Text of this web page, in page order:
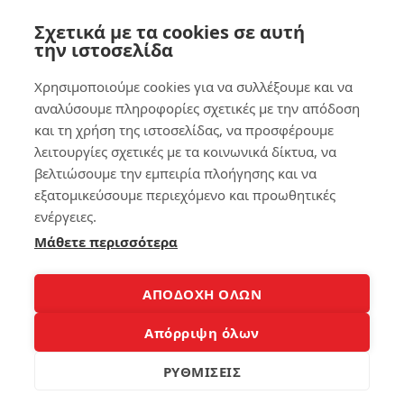
on
ς
162
3
Copyright 2008-2026 © Laptopblog.gr Όλα τα δικαιώματα
κατοχυρωμένα. Όλα τα εμπορικά σήματα και λογότυπα και
σήματα αυτά αποτελούν ιδιοκτησία των νόμιμων κατόχων
τους.Για οποιαδήποτε αντιγραφή, διανομή, αποθήκευση,
επικοινωνία, δημοσίευση και αναπαραγωγή ή μεταβίβαση των
Σχετικά με τα cookies σε αυτή
την ιστοσελίδα
Χρησιμοποιούμε cookies για να συλλέξουμε και να
αναλύσουμε πληροφορίες σχετικές με την απόδοση
και τη χρήση της ιστοσελίδας, να προσφέρουμε
λειτουργίες σχετικές με τα κοινωνικά δίκτυα, να
βελτιώσουμε την εμπειρία πλοήγησης και να
εξατομικεύσουμε περιεχόμενο και προωθητικές
ενέργειες.
Μάθετε περισσότερα
ΑΠΟΔΟΧΗ ΟΛΩΝ
Απόρριψη όλων
ΡΥΘΜΙΣΕΙΣ